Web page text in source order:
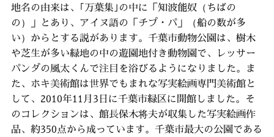
地名の由来は、｢万葉集｣の中に「知波能奴（ちばの
の）」とあり、アイヌ語の「チプ・パ」（船の数が多
い）からとする説があります。千葉市動物公園は、樹木
や芝生が多い緑地の中の遊園地付き動物園で、レッサー
パンダの風太くんで注目を浴びるようになりました。ま
た、ホキ美術館は世界でもまれな写実絵画専門美術館と
して、2010年11月3日に千葉市緑区に開館しました。そ
のコレクションは、館長保木将夫が収集した写実絵画作
品、約350点から成っています。千葉市最大の公園である